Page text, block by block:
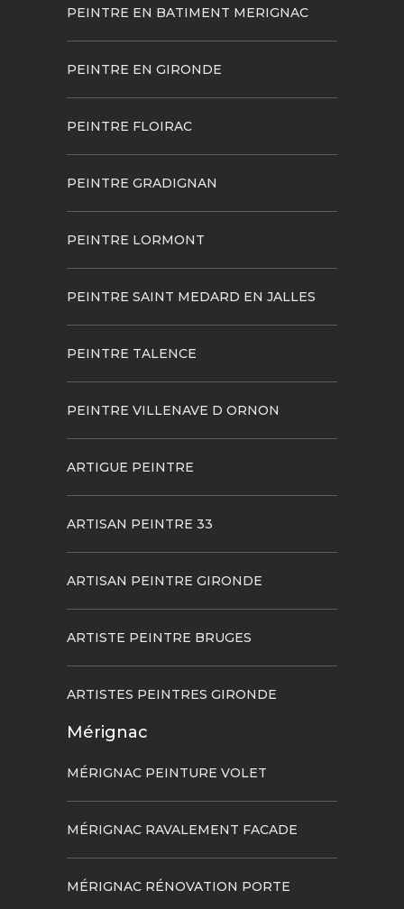
PEINTRE EN BATIMENT MERIGNAC
PEINTRE EN GIRONDE
PEINTRE FLOIRAC
PEINTRE GRADIGNAN
PEINTRE LORMONT
PEINTRE SAINT MEDARD EN JALLES
PEINTRE TALENCE
PEINTRE VILLENAVE D ORNON
ARTIGUE PEINTRE
ARTISAN PEINTRE 33
ARTISAN PEINTRE GIRONDE
ARTISTE PEINTRE BRUGES
ARTISTES PEINTRES GIRONDE
Mérignac
MÉRIGNAC PEINTURE VOLET
MÉRIGNAC RAVALEMENT FACADE
MÉRIGNAC RÉNOVATION PORTE